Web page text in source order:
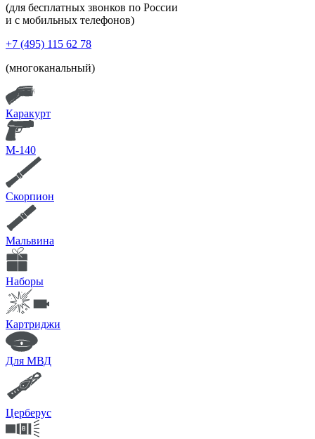
(для бесплатных звонков по России
и с мобильных телефонов)
+7 (495) 115 62 78
(многоканальный)
Каракурт
М-140
Скорпион
Мальвина
Наборы
Картриджи
Для МВД
Церберус